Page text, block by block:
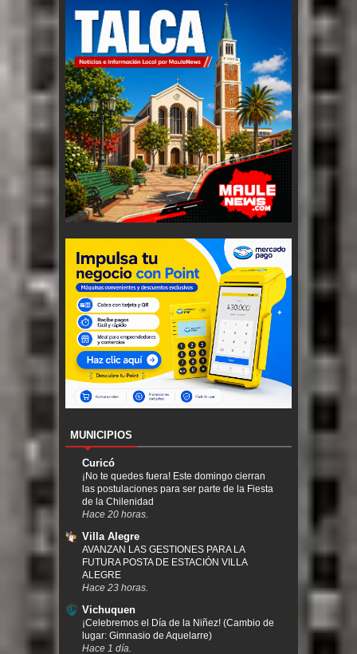
MUNICIPIOS
Curicó
¡No te quedes fuera! Este domingo cierran
las postulaciones para ser parte de la Fiesta
de la Chilenidad
Hace 20 horas.
Villa Alegre
AVANZAN LAS GESTIONES PARA LA
FUTURA POSTA DE ESTACIÓN VILLA
ALEGRE
Hace 23 horas.
Vichuquen
¡Celebremos el Día de la Niñez! (Cambio de
lugar: Gimnasio de Aquelarre)
Hace 1 día.